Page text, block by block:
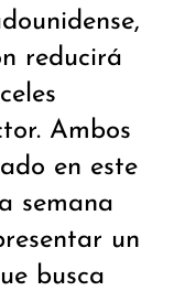
reducirá
Ambos
en este
semana
un
busca